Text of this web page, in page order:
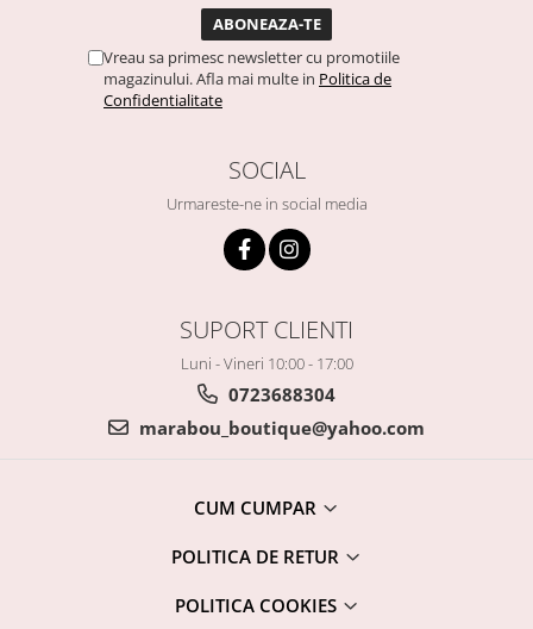
Vreau sa primesc newsletter cu promotiile
magazinului. Afla mai multe in Politica de
Confidentialitate
SOCIAL
Urmareste-ne in social media
SUPORT CLIENTI
Luni - Vineri 10:00 - 17:00
0723688304
marabou_boutique@yahoo.com
CUM CUMPAR
POLITICA DE RETUR
POLITICA COOKIES